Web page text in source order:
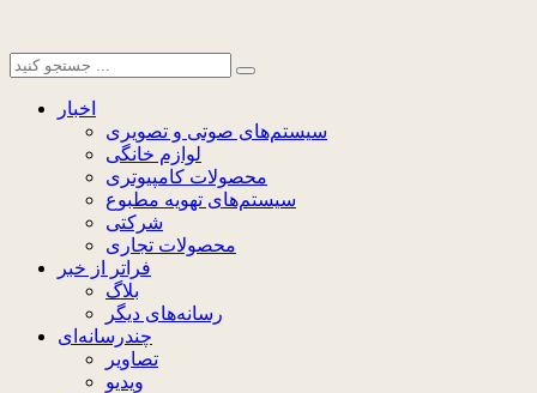
اخبار
سیستم‌های صوتی و تصویری
لوازم خانگی
محصولات کامپیوتری
سیستم‌های تهویه مطبوع
شرکتی
محصولات تجاری
فراتر از خبر
بلاگ
رسانه‌های دیگر
چندرسانه‌ای
تصاویر
ویدیو